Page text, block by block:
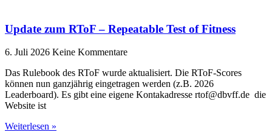
Update zum RToF – Repeatable Test of Fitness
6. Juli 2026 Keine Kommentare
Das Rulebook des RToF wurde aktualisiert. Die RToF-Scores
können nun ganzjährig eingetragen werden (z.B. 2026
Leaderboard). Es gibt eine eigene Kontakadresse rtof@dbvff.de die
Website ist
Weiterlesen »